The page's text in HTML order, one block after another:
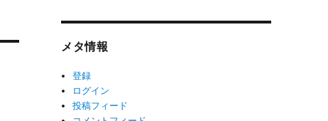
メタ情報
登録
ログイン
投稿フィード